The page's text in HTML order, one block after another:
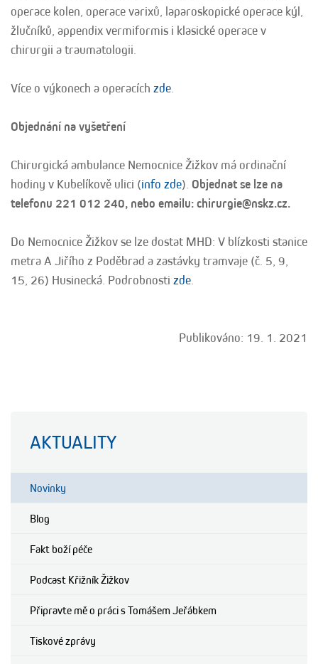
AKTUALITY
Novinky
Blog
Fakt boží péče
Podcast Křižník Žižkov
Připravte mě o práci s Tomášem Jeřábkem
Tiskové zprávy
operace kolen, operace varixů, laparoskopické operace kýl,
žlučníků, appendix vermiformis i klasické operace v
chirurgii a traumatologii.
Více o výkonech a operacích zde.
Objednání na vyšetření
Chirurgická ambulance Nemocnice Žižkov má ordinační
hodiny v Kubelíkově ulici (info zde). Objednat se lze na
telefonu 221 012 240, nebo emailu: chirurgie@nskz.cz.
Do Nemocnice Žižkov se lze dostat MHD: V blízkosti stanice
metra A Jiřího z Poděbrad a zastávky tramvaje (č. 5, 9,
15, 26) Husinecká. Podrobnosti zde.
Publikováno: 19. 1. 2021